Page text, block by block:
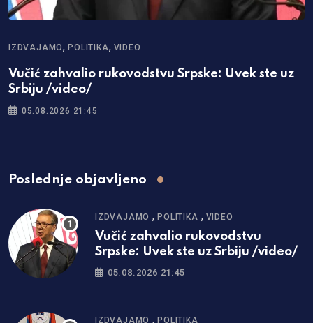
IZDVAJAMO,POLITIKA, VIDEO
Vučić zahvalio rukovodstvu Srpske: Uvek ste uz
Srbiju /video/
05.08.2026 21:45
Poslednje objavljeno
IZDVAJAMO ,POLITIKA , VIDEO
Vučić zahvalio rukovodstvu
Srpske: Uvek ste uz Srbiju /video/
05.08.2026 21:45
IZDVAJAMO ,POLITIKA